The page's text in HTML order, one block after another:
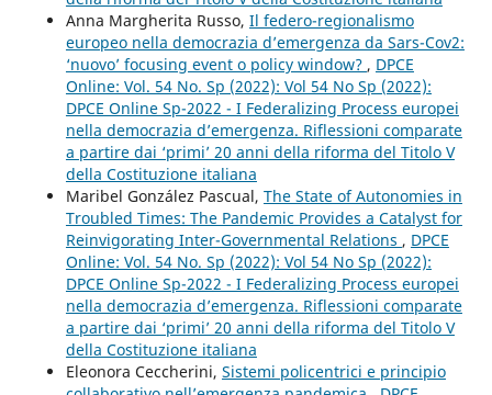
Anna Margherita Russo, Il federo-regionalismo
europeo nella democrazia d’emergenza da Sars-Cov2:
‘nuovo’ focusing event o policy window? , DPCE
Online: Vol. 54 No. Sp (2022): Vol 54 No Sp (2022):
DPCE Online Sp-2022 - I Federalizing Process europei
nella democrazia d’emergenza. Riflessioni comparate
a partire dai ‘primi’ 20 anni della riforma del Titolo V
della Costituzione italiana
Maribel González Pascual, The State of Autonomies in
Troubled Times: The Pandemic Provides a Catalyst for
Reinvigorating Inter-Governmental Relations , DPCE
Online: Vol. 54 No. Sp (2022): Vol 54 No Sp (2022):
DPCE Online Sp-2022 - I Federalizing Process europei
nella democrazia d’emergenza. Riflessioni comparate
a partire dai ‘primi’ 20 anni della riforma del Titolo V
della Costituzione italiana
Eleonora Ceccherini, Sistemi policentrici e principio